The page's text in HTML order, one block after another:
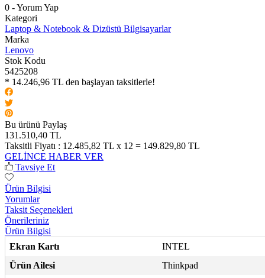
0 - Yorum Yap
Kategori
Laptop & Notebook & Dizüstü Bilgisayarlar
Marka
Lenovo
Stok Kodu
5425208
* 14.246,96 TL den başlayan taksitlerle!
Bu ürünü Paylaş
131.510,40 TL
Taksitli Fiyatı : 12.485,82 TL x 12 = 149.829,80 TL
GELİNCE HABER VER
Tavsiye Et
Ürün Bilgisi
Yorumlar
Taksit Seçenekleri
Önerileriniz
Ürün Bilgisi
Ekran Kartı
INTEL
Ürün Ailesi
Thinkpad